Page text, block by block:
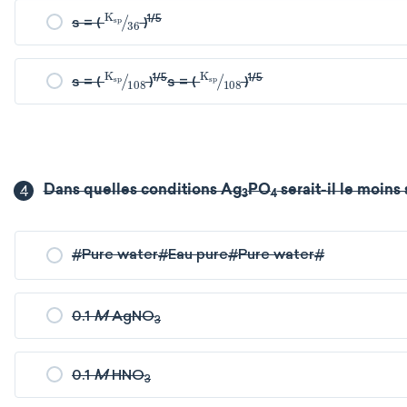
s = (
K sp 36
)1/5
s = (
K sp 108
)1/5s = (
K sp 108
)1/5
4 Dans quelles conditions Ag3PO4serait-il le moins
#Pure water#Eau pure#Pure water#
0.1MAgNO3
0.1MHNO3